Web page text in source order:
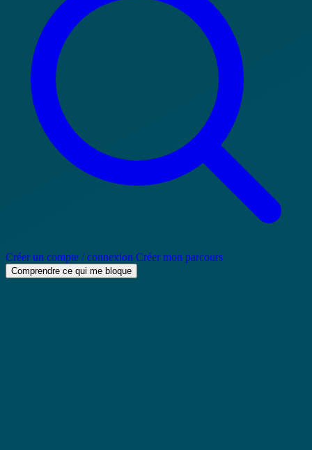
Créer un compte / connexion Créer mon parcours
Comprendre ce qui me bloque